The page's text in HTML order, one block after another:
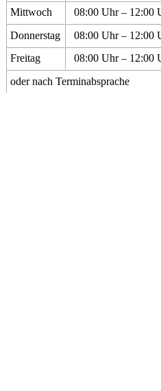
Mittwoch
08:00 Uhr – 12:00
Donnerstag
08:00 Uhr – 12:00
Freitag
08:00 Uhr – 12:00
oder nach Terminabsprache